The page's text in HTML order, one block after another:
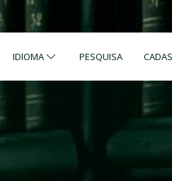
IDIOMA PESQUISA